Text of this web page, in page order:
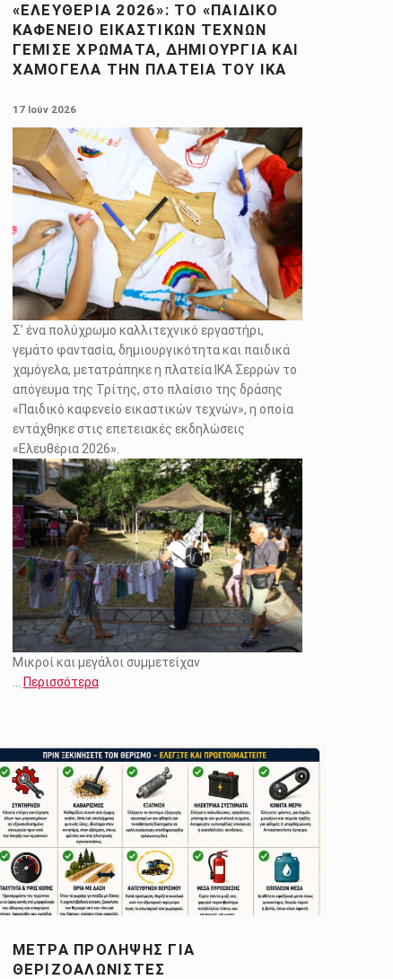
«ΕΛΕΥΘΈΡΙΑ 2026»: ΤΟ «ΠΑΙΔΙΚΌ
ΚΑΦΕΝΕΊΟ ΕΙΚΑΣΤΙΚΏΝ ΤΕΧΝΏΝ
ΓΈΜΙΣΕ ΧΡΏΜΑΤΑ, ΔΗΜΙΟΥΡΓΊΑ ΚΑΙ
ΧΑΜΌΓΕΛΑ ΤΗΝ ΠΛΑΤΕΊΑ ΤΟΥ ΙΚΑ
17 Ιούν 2026
Σ’ ένα πολύχρωμο καλλιτεχνικό εργαστήρι,
γεμάτο φαντασία, δημιουργικότητα και παιδικά
χαμόγελα, μετατράπηκε η πλατεία ΙΚΑ Σερρών το
απόγευμα της Τρίτης, στο πλαίσιο της δράσης
«Παιδικό καφενείο εικαστικών τεχνών», η οποία
εντάχθηκε στις επετειακές εκδηλώσεις
«Ελευθέρια 2026».
Μικροί και μεγάλοι συμμετείχαν
Περισσότερα
ΜΈΤΡΑ ΠΡΌΛΗΨΗΣ ΓΙΑ
ΘΕΡΙΖΟΑΛΩΝΙΣΤΈΣ